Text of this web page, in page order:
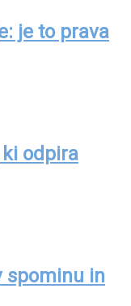
je to prava
odpira
spominu in